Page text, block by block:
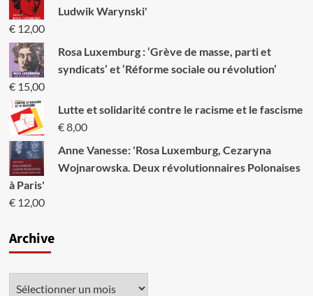
Ludwik Warynski'
€12,00
Rosa Luxemburg : ‘Grève de masse, parti et
syndicats’ et ‘Réforme sociale ou révolution’
€15,00
Lutte et solidarité contre le racisme et le fascisme
€8,00
Anne Vanesse: 'Rosa Luxemburg, Cezaryna
Wojnarowska. Deux révolutionnaires Polonaises
à Paris'
€12,00
Archive